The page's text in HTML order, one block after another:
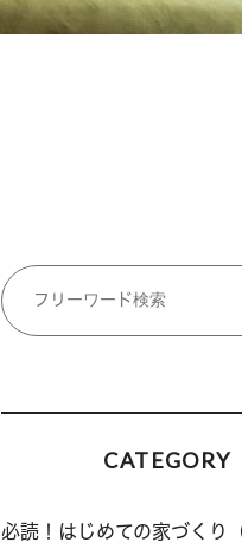
CATEGORY
必読！はじめての家づくり